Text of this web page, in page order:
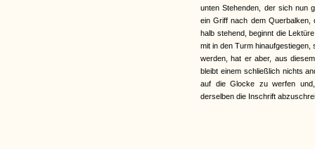
unten Stehenden, der sich nun
ein Griff nach dem Querbalken,
halb stehend, beginnt die
mit in den Turm
werden, hat er aber, aus
bleibt einem schließlich nichts
auf die Glocke zu werfen
derselben die Inschrift